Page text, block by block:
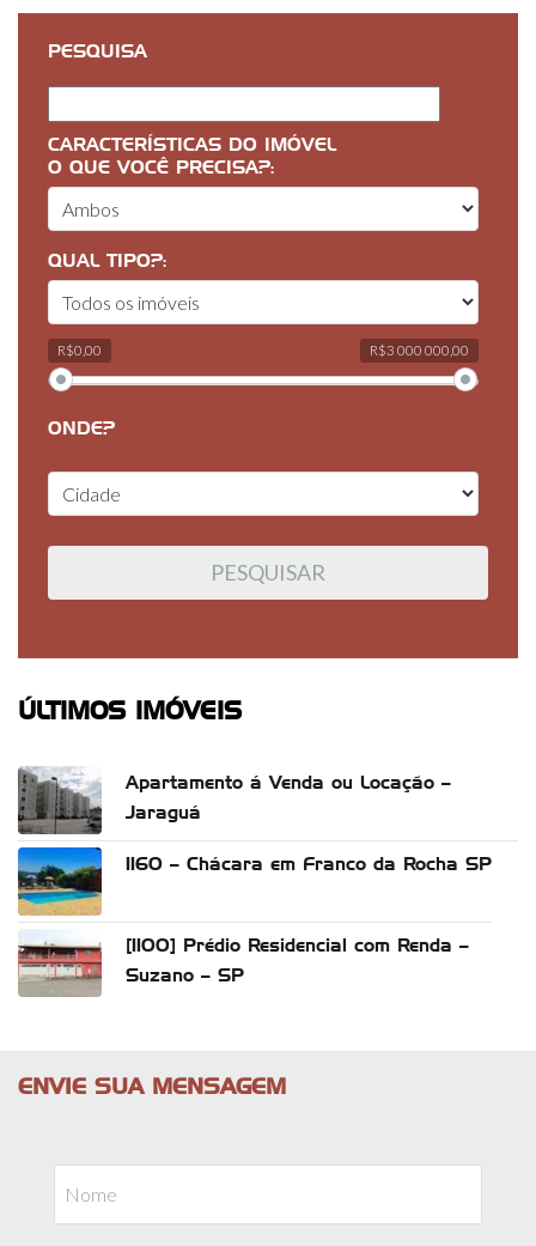
PESQUISA
CARACTERÍSTICAS DO IMÓVEL
O QUE VOCÊ PRECISA?:
QUAL TIPO?:
R$0,00 R$3 000 000,00
ONDE?
ÚLTIMOS IMÓVEIS
Apartamento á Venda ou Locação –
Jaraguá
1160 – Chácara em Franco da Rocha SP
[1100] Prédio Residencial com Renda –
Suzano – SP
ENVIE SUA MENSAGEM